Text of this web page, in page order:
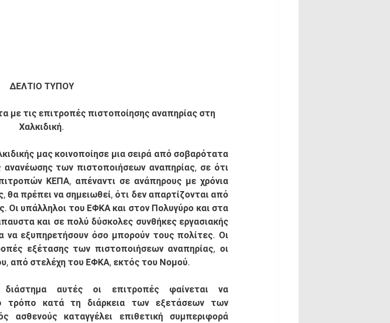
ΔΕΛΤΙΟ ΤΥΠΟΥ
με τις επιτροπές πιστοποίησης αναπηρίας στη
Χαλκιδική.
ανανέωσης των πιστοποιήσεων αναπηρίας, σε ότι
ΚΕΠΑ, απέναντι σε ανάπηρους με χρόνια
πρέπει να σημειωθεί, ότι δεν απαρτίζονται από
Οι υπάλληλοι του ΕΦΚΑ και στον Πολυγύρο και στα
και σε πολύ δύσκολες συνθήκες εργασιακής
να εξυπηρετήσουν όσο μπορούν τους πολίτες. Οι
εξέτασης των πιστοποιήσεων αναπηρίας, οι
από στελέχη του ΕΦΚΑ, εκτός του Νομού.
τρόπο κατά τη διάρκεια των εξετάσεων των
ασθενούς καταγγέλει επιθετική συμπεριφορά